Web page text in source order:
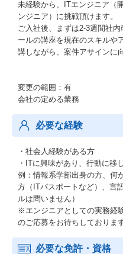
未経験から、ITエンジニア（
ンジニア）に挑戦頂けます。
ご入社後、まずは2-3週間社
ールの講座を現在のスキルや
講しながら、案件アサインに
変更の範囲：有
会社の定める業務
必要な経験
・社会人経験がある方
・ITに興味があり、行動に移
例：情報系学部出身の方、何
方（ITパスポートなど）、言
ルは問いません）
※エンジニアとしての実務経
のご応募をお待ちしております
必要な免許・資格